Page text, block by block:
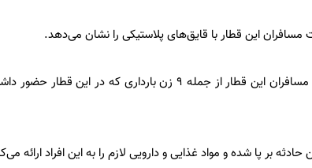
مسافران این قطار با قایق‌های پلاستیکی را نشان می‌دهد.
اپراتور قطار نیز اعلام کرده که تمامی مسافران این قطار از جمله ۹ زن
بر پا شده و مواد غذایی و دارویی لازم را به این افراد ارائه